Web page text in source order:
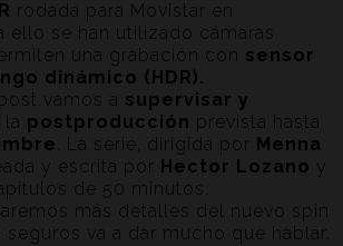
rodada para Movistar en
ello se han utilizado cámaras
una grabación con sensor
dinámico (HDR).
vamos a supervisar y
postproducción prevista hasta
. La serie, dirigida por Menna
y escrita por Hector Lozano y
de 50 minutos.
más detalles del nuevo spin
va a dar mucho que hablar.